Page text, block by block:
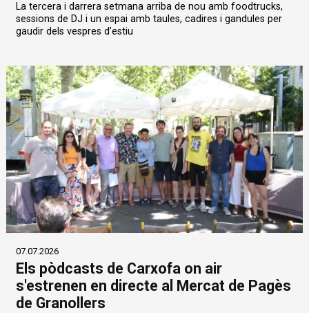
La tercera i darrera setmana arriba de nou amb foodtrucks,
sessions de DJ i un espai amb taules, cadires i gandules per
gaudir dels vespres d’estiu
07.07.2026
Els pòdcasts de Carxofa on air
s'estrenen en directe al Mercat de Pagès
de Granollers